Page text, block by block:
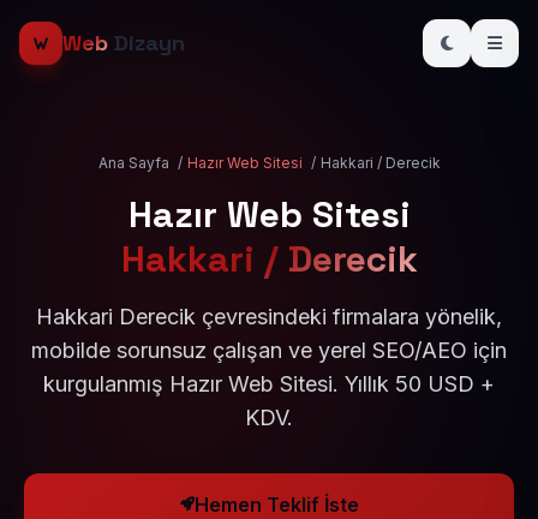
Web Dizayn
Ana Sayfa / Hazır Web Sitesi / Hakkari / Derecik
Hazır Web Sitesi
Hakkari / Derecik
Hakkari Derecik çevresindeki firmalara yönelik,
mobilde sorunsuz çalışan ve yerel SEO/AEO için
kurgulanmış Hazır Web Sitesi. Yıllık 50 USD +
KDV.
Hemen Teklif İste